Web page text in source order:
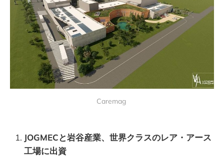
Caremag
JOGMECと岩谷産業、世界クラスのレア・アース
工場に出資